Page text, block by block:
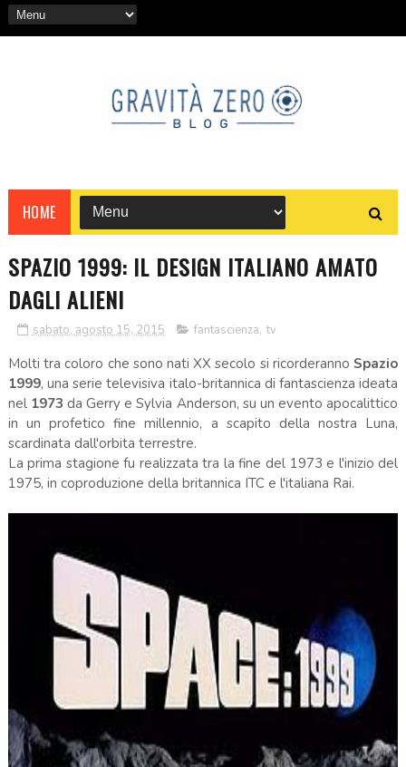
HOME
SPAZIO 1999: IL DESIGN ITALIANO AMATO
DAGLI ALIENI
sabato, agosto 15, 2015 fantascienza, tv
Molti tra coloro che sono nati XX secolo si ricorderanno Spazio
1999, una serie televisiva italo-britannica di fantascienza ideata
nel 1973 da Gerry e Sylvia Anderson, su un evento apocalittico
in un profetico fine millennio, a scapito della nostra Luna,
scardinata dall'orbita terrestre.
La prima stagione fu realizzata tra la fine del 1973 e l'inizio del
1975, in coproduzione della britannica ITC e l'italiana Rai.